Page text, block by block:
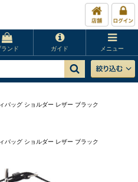
ランド ガイド メニュー
バッグ ショルダー レザー ブラック
バッグ ショルダー レザー ブラック